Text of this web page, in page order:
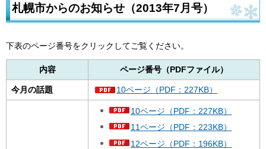
札幌市からのお知らせ（2013年7月号）
下表のページ番号をクリックしてご覧ください。
内容 ページ番号（PDFファイル）
今月の話題 10ページ（PDF：227KB）
10ページ（PDF：227KB）
11ページ（PDF：223KB）
12ページ（PDF：196KB）